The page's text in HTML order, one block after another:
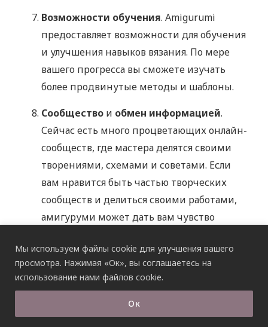
Мы используем файлы cookie для улучшения вашего
просмотра. Нажимая «Ок», вы соглашаетесь на
использование нами файлов cookie.
Ок
Возможности обучения. Amigurumi
предоставляет возможности для обучения
и улучшения навыков вязания. По мере
вашего прогресса вы сможете изучать
более продвинутые методы и шаблоны.
Сообщество и обмен информацией.
Сейчас есть много процветающих онлайн-
сообществ, где мастера делятся своими
творениями, схемами и советами. Если
вам нравится быть частью творческих
сообществ и делиться своими работами,
амигуруми может дать вам чувство
Подарки. Игрушки станут
очаровательными и уникальными